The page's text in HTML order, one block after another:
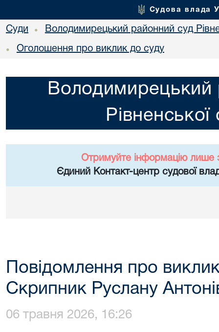
Судова влада
Суди • Володимирецький районний суд
• Оголошення про виклик до суду
Володимирецький
Рівненської
Отримуйте інформацію лише
Єдиний Контакт-центр судової
Повідомлення про
Скрипник Руслану
06 травня 2026, 16:26